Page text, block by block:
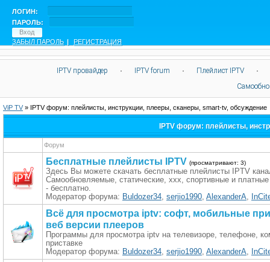
ЛОГИН:
ПАРОЛЬ:
ЗАБЫЛ ПАРОЛЬ | РЕГИСТРАЦИЯ
IPTV провайдер · IPTV forum · Плейлист IPTV
·
ViP TV » IPTV форум: плейлисты, инструкции, плееры, сканеры, smart-tv, обсуждение
IPTV форум: плейлисты,
Форум
Бесплатные плейлисты IPTV (просматривают: 3)
Здесь Вы можете скачать бесплатные плейлисты IPTV
Самообновляемые, статические, xxx, спортивные и
- бесплатно.
Модератор форума: Buldozer34, serjio1990, AlexanderA,
Всё для просмотра iptv: софт, мобильные
веб версии плееров
Программы для просмотра iptv на телевизоре, телефоне,
приставке
Модератор форума: Buldozer34, serjio1990, AlexanderA,